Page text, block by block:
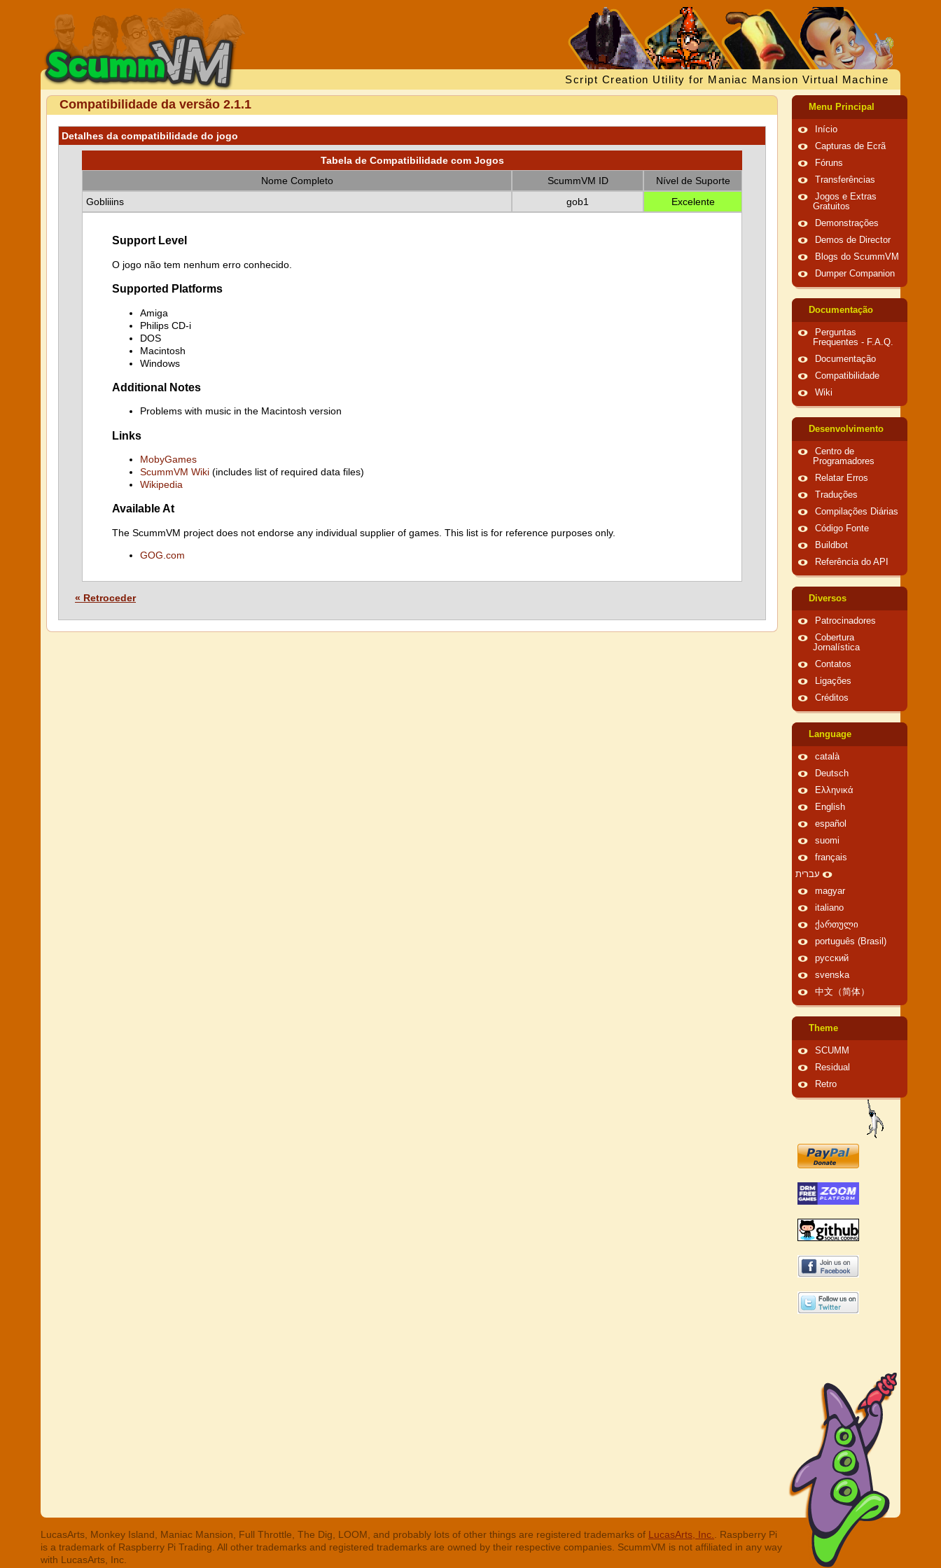
Script Creation Utility for Maniac Mansion Virtual Machine
Compatibilidade da versão 2.1.1
Detalhes da compatibilidade do jogo
Tabela de Compatibilidade com Jogos
Nome Completo
ScummVM ID
Nível de Suporte
Gobliiins
gob1 Excelente
Support Level
O jogo não tem nenhum erro conhecido.
Supported Platforms
Amiga
Philips CD-i
DOS
Macintosh
Windows
Additional Notes
Problems with music in the Macintosh version
Links
MobyGames
ScummVM Wiki (includes list of required data files)
Wikipedia
Available At
The ScummVM project does not endorse any individual supplier of games. This list is for reference purposes only.
GOG.com
« Retroceder
Menu Principal
Início
Capturas de Ecrã
Fóruns
Transferências
Jogos e Extras
Gratuitos
Demonstrações
Demos de Director
Blogs do ScummVM
Dumper Companion
Documentação
Perguntas
Frequentes - F.A.Q.
Documentação
Compatibilidade
Wiki
Desenvolvimento
Centro de
Programadores
Relatar Erros
Traduções
Compilações Diárias
Código Fonte
Buildbot
Referência do API
Diversos
Patrocinadores
Cobertura
Jornalística
Contatos
Ligações
Créditos
Language
català
Deutsch
Ελληνικά
English
español
suomi
français
עברית
magyar
italiano
ქართული
português (Brasil)
русский
svenska
中文（简体）
Theme
SCUMM
Residual
Retro
LucasArts, Monkey Island, Maniac Mansion, Full Throttle, The Dig, LOOM, and probably lots of other things are registered trademarks of LucasArts, Inc.
. Raspberry Pi
is a trademark of Raspberry Pi Trading. All other trademarks and registered trademarks are owned by their respective companies. ScummVM is not affiliated in any way
with LucasArts, Inc.